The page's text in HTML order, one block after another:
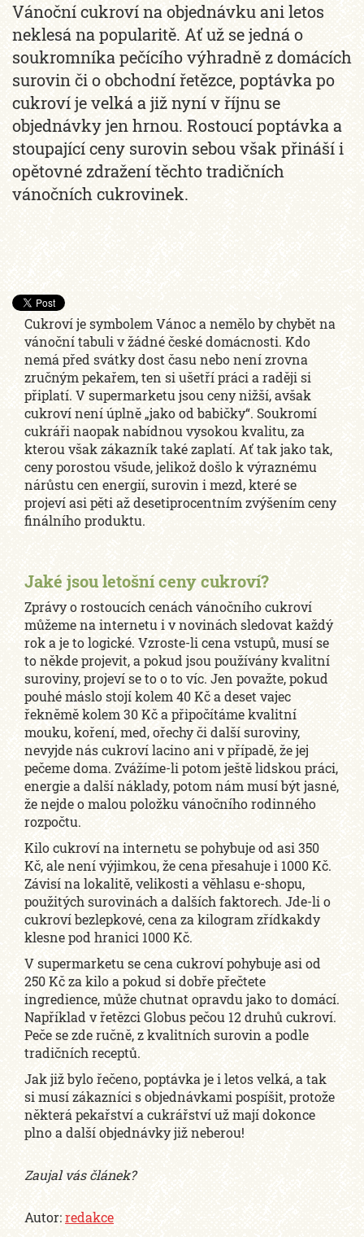
Vánoční cukroví na objednávku ani letos
neklesá na popularitě. Ať už se jedná o
soukromníka pečícího výhradně z domácích
surovin či o obchodní řetězce, poptávka po
cukroví je velká a již nyní v říjnu se
objednávky jen hrnou. Rostoucí poptávka a
stoupající ceny surovin sebou však přináší i
opětovné zdražení těchto tradičních
vánočních cukrovinek.
Cukroví je symbolem Vánoc a nemělo by chybět na
vánoční tabuli v žádné české domácnosti. Kdo
nemá před svátky dost času nebo není zrovna
zručným pekařem, ten si ušetří práci a raději si
připlatí. V supermarketu jsou ceny nižší, avšak
cukroví není úplně „jako od babičky“. Soukromí
cukráři naopak nabídnou vysokou kvalitu, za
kterou však zákazník také zaplatí. Ať tak jako tak,
ceny porostou všude, jelikož došlo k výraznému
nárůstu cen energií, surovin i mezd, které se
projeví asi pěti až desetiprocentním zvýšením ceny
finálního produktu.
Jaké jsou letošní ceny cukroví?
Zprávy o rostoucích cenách vánočního cukroví
můžeme na internetu i v novinách sledovat každý
rok a je to logické. Vzroste-li cena vstupů, musí se
to někde projevit, a pokud jsou používány kvalitní
suroviny, projeví se to o to víc. Jen považte, pokud
pouhé máslo stojí kolem 40 Kč a deset vajec
řekněmě kolem 30 Kč a připočítáme kvalitní
mouku, koření, med, ořechy či další suroviny,
nevyjde nás cukroví lacino ani v případě, že jej
pečeme doma. Zvážíme-li potom ještě lidskou práci,
energie a další náklady, potom nám musí být jasné,
že nejde o malou položku vánočního rodinného
rozpočtu.
Kilo cukroví na internetu se pohybuje od asi 350
Kč, ale není výjimkou, že cena přesahuje i 1000 Kč.
Závisí na lokalitě, velikosti a věhlasu e-shopu,
použitých surovinách a dalších faktorech. Jde-li o
cukroví bezlepkové, cena za kilogram zřídkakdy
klesne pod hranici 1000 Kč.
V supermarketu se cena cukroví pohybuje asi od
250 Kč za kilo a pokud si dobře přečtete
ingredience, může chutnat opravdu jako to domácí.
Například v řetězci Globus pečou 12 druhů cukroví.
Peče se zde ručně, z kvalitních surovin a podle
tradičních receptů.
Jak již bylo řečeno, poptávka je i letos velká, a tak
si musí zákazníci s objednávkami pospíšit, protože
některá pekařství a cukrářství už mají dokonce
plno a další objednávky již neberou!
Zaujal vás článek?
Autor:redakce